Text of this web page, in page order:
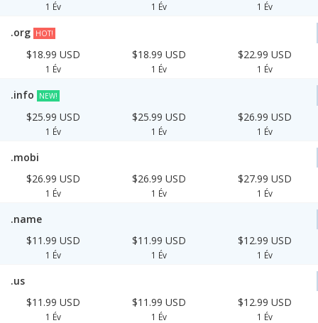
1 Év 1 Év 1 Év
.org HOT!
$18.99 USD
1 Év
$18.99 USD
1 Év
$22.99 USD
1 Év
.info NEW!
$25.99 USD
1 Év
$25.99 USD
1 Év
$26.99 USD
1 Év
.mobi
$26.99 USD
1 Év
$26.99 USD
1 Év
$27.99 USD
1 Év
.name
$11.99 USD
1 Év
$11.99 USD
1 Év
$12.99 USD
1 Év
.us
$11.99 USD
1 Év
$11.99 USD
1 Év
$12.99 USD
1 Év